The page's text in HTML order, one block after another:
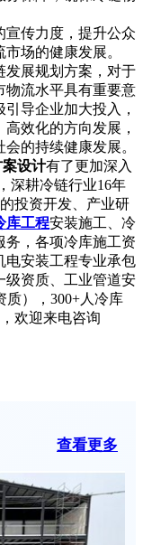
传力度，提升公众
场的健康发展。
展规划方案，对于
物流水平具有重要意
导企业加大投入，
效化的方向发展，
的持续健康发展。
设计有了更加深入
深耕冷链行业16年
投资开发、产业研
库工程安装施工、冷
务，各项冷库施工资
电安装工程专业承包
级资质、工业管道安
质），300+人冷库
欢迎来电咨询
查看更多